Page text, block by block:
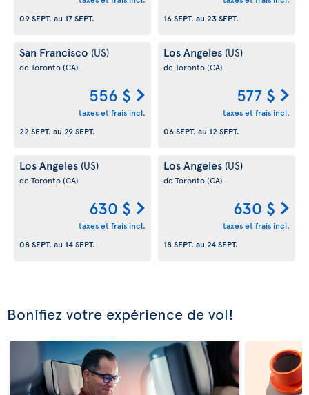
09 SEPT. au 17 SEPT.
16 SEPT. au 23 SEPT.
San Francisco (US)
de Toronto(CA)
556 $
taxes et frais incl.
22 SEPT. au 29 SEPT.
Los Angeles (US)
de Toronto(CA)
577 $
taxes et frais incl.
06 SEPT. au 12 SEPT.
Los Angeles (US)
de Toronto(CA)
630 $
taxes et frais incl.
08 SEPT. au 14 SEPT.
Los Angeles (US)
de Toronto(CA)
630 $
taxes et frais incl.
18 SEPT. au 24 SEPT.
Bonifiez votre expérience de vol!